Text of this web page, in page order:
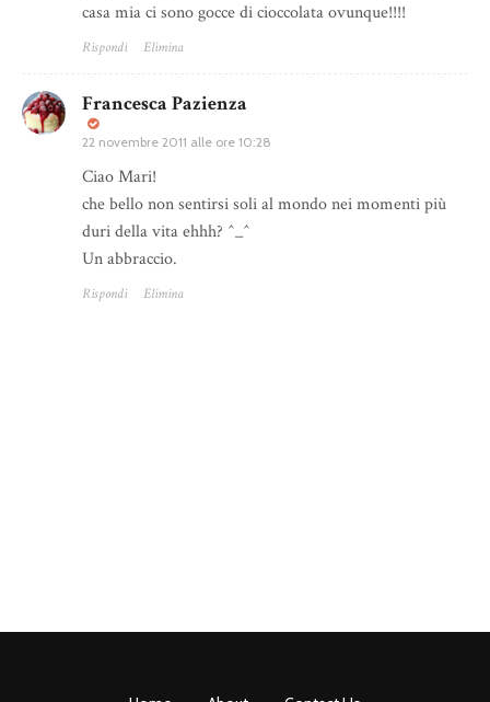
casa mia ci sono gocce di cioccolata ovunque!!!!
Rispondi Elimina
Francesca Pazienza
22 novembre 2011 alle ore 10:28
Ciao Mari!
che bello non sentirsi soli al mondo nei momenti più
duri della vita ehhh? ^_^
Un abbraccio.
Rispondi Elimina